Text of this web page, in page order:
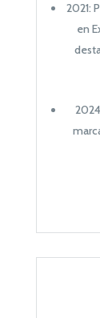
2021:
en